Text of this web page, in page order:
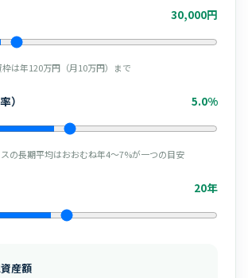
30,000円
は年120万円（月10万円）まで
） 5.0%
の長期平均はおおむね年4〜7%が一つの目安
20年
産額